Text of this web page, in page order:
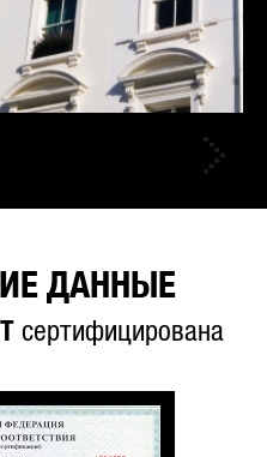
ДАННЫЕ
сертифицирована